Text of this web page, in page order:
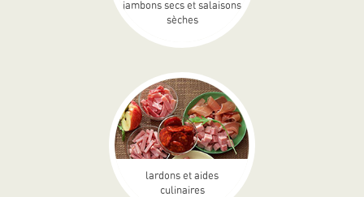
jambons secs et salaisons
sèches
lardons et aides
culinaires